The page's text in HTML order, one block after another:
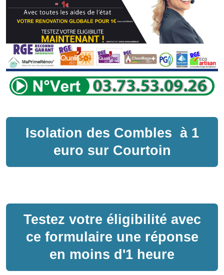
Isolation des Combles à 1
euro sur Courtoin
Testez votre éligibilité avec
ce formulaire une réponse
en moins d'1 heure